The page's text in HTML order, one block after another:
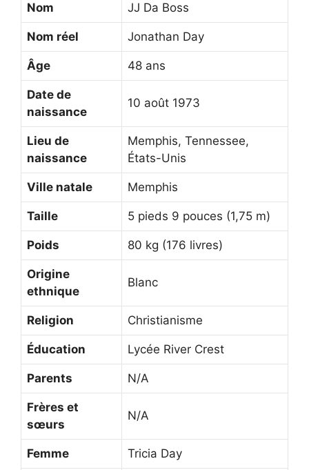
Nom JJ Da Boss
Nom réel Jonathan Day
Âge 48 ans
Date de
naissance
10 août 1973
Lieu de
naissance
Memphis, Tennessee,
États-Unis
Ville natale Memphis
Taille 5 pieds 9 pouces (1,75 m)
Poids 80 kg (176 livres)
Origine
ethnique
Blanc
Religion Christianisme
Éducation Lycée River Crest
Parents N/A
Frères et
sœurs
N/A
Femme Tricia Day